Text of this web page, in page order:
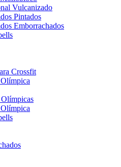
Vulcanizado
Pintados
Emborrachados
Crossfit